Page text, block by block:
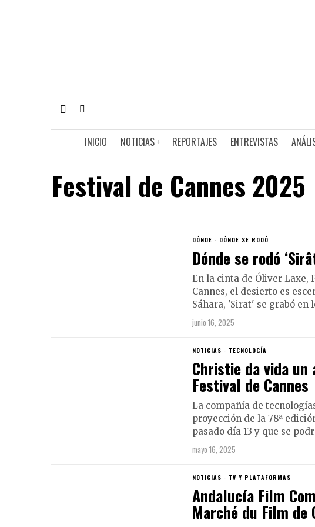
INICIO NOTICIAS REPORTAJES ENTREVISTAS
Festival de Cannes 2025
DÓNDE · DÓNDE SE RODÓ
Dónde se rodó
En la cinta de Óliver Laxe,
Cannes, el desierto es
Sáhara, 'Sirat' se grabó en
junio 16, 2025
NOTICIAS · TECNOLOGÍA
Christie da vida un
Festival de Cannes
La compañía de
proyección de la 78ª
pasado día 13 y que se
mayo 16, 2025
NOTICIAS · TV Y PLATAFORMAS
Andalucía Film
Marché du Film de